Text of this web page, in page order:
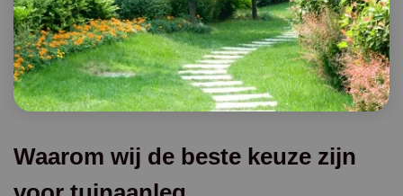
Waarom wij de beste keuze zijn